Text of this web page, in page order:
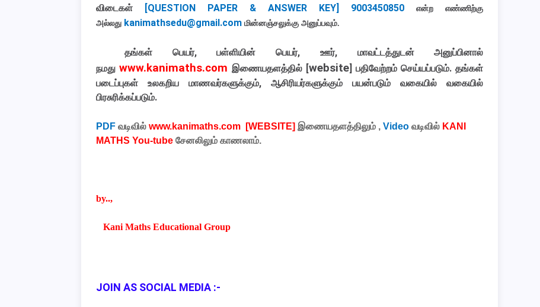
விடைகள்
[QUESTION PAPER & ANSWER KEY] 9003450850
என்ற எண்ணிற்கு
அல்லது kanimathsedu@gmail.com மின்னஞ்சலுக்கு அனுப்பவும்.
தங்கள் பெயர், பள்ளியின் பெயர், ஊர், மாவட்டத்துடன் அனுப்பினால்
நமது www.kanimaths.com இணையதளத்தில் [website] பதிவேற்றம் செய்யப்படும். தங்கள்
படைப்புகள் உலகறிய மாணவர்களுக்கும், ஆசிரியர்களுக்கும் பயன்படும் வகையில் வகையில்
பிரசுரிக்கப்படும்.
PDF வடிவில் www.kanimaths.com [WEBSITE] இணையதளத்திலும் , Video வடிவில் KANI
MATHS You-tube சேனலிலும் காணலாம்.
by..,
Kani Maths Educational Group
JOIN AS SOCIAL MEDIA :-